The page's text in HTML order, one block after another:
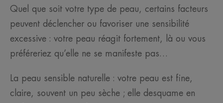
Quel que soit votre type de peau, certains facteurs
peuvent déclencher ou favoriser une sensibilité
excessive : votre peau réagit fortement, là ou vous
préféreriez qu’elle ne se manifeste pas…​
La peau sensible naturelle : votre peau est fine,
claire, souvent un peu sèche ; elle desquame en